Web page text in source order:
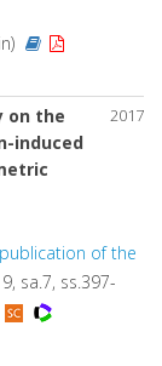
2017
on the
induced
of the
sa.7, ss.397-